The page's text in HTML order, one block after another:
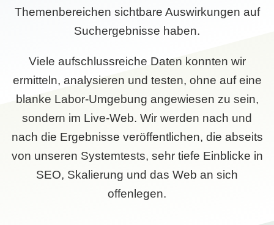
Themenbereichen sichtbare Auswirkungen auf
Suchergebnisse haben.
Viele aufschlussreiche Daten konnten wir
ermitteln, analysieren und testen, ohne auf eine
blanke Labor-Umgebung angewiesen zu sein,
sondern im Live-Web. Wir werden nach und
nach die Ergebnisse veröffentlichen, die abseits
von unseren Systemtests, sehr tiefe Einblicke in
SEO, Skalierung und das Web an sich
offenlegen.